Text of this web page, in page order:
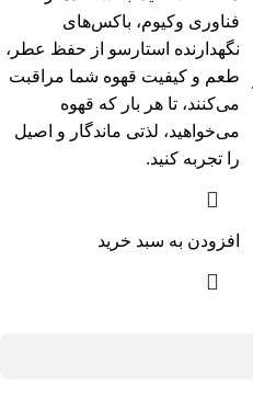
فناوری وکیوم، باکس‌های
نگهدارنده استارسو از حفظ عطر،
طعم و کیفیت قهوه شما مراقبت
می‌کنند، تا هر بار که قهوه
می‌خواهید، لذتی ماندگار و اصیل
را تجربه کنید.
افزودن به سبد خرید